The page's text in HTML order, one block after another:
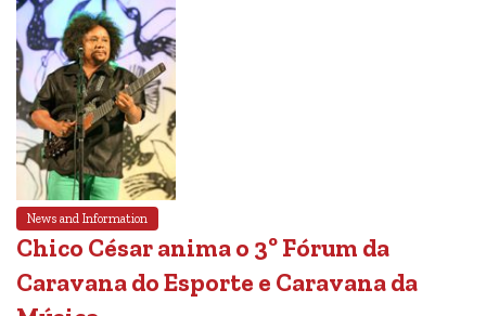
News and Information
Chico César anima o 3º Fórum da
Caravana do Esporte e Caravana da